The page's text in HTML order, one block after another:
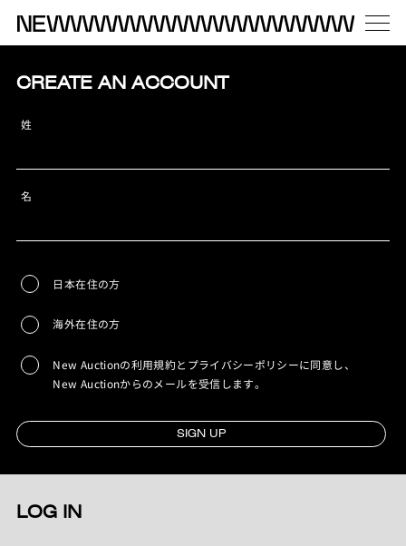
CREATE AN ACCOUNT
姓
名
日本在住の方
海外在住の方
New Auctionの利用規約とプライバシーポリシーに同意し、
New Auctionからのメールを受信します。
SIGN UP
LOG IN